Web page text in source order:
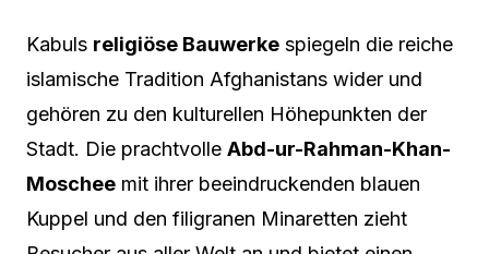
Kabuls religiöse Bauwerke spiegeln die reiche
islamische Tradition Afghanistans wider und
gehören zu den kulturellen Höhepunkten der
Stadt. Die prachtvolle Abd-ur-Rahman-Khan-
Moschee mit ihrer beeindruckenden blauen
Kuppel und den filigranen Minaretten zieht